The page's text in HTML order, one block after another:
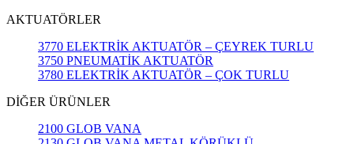
AKTUATÖRLER
3770 ELEKTRİK AKTUATÖR – ÇEYREK TURLU
3750 PNEUMATİK AKTUATÖR
3780 ELEKTRİK AKTUATÖR – ÇOK TURLU
DİĞER ÜRÜNLER
2100 GLOB VANA